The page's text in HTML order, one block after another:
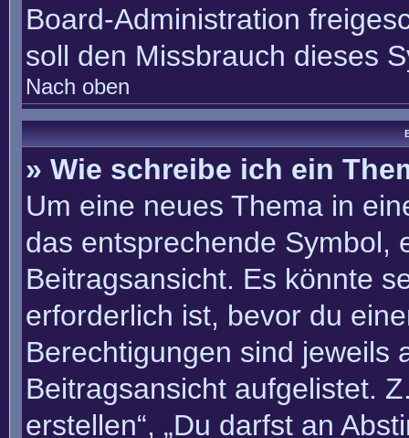
Board-Administration
soll den Missbrauch dieses
Nach oben
» Wie schreibe ich ein
Um eine neues Thema in
das entsprechende Symbol,
Beitragsansicht. Es könnte
erforderlich ist, bevor du
Berechtigungen sind jeweils
Beitragsansicht aufgelistet.
erstellen“, „Du darfst an